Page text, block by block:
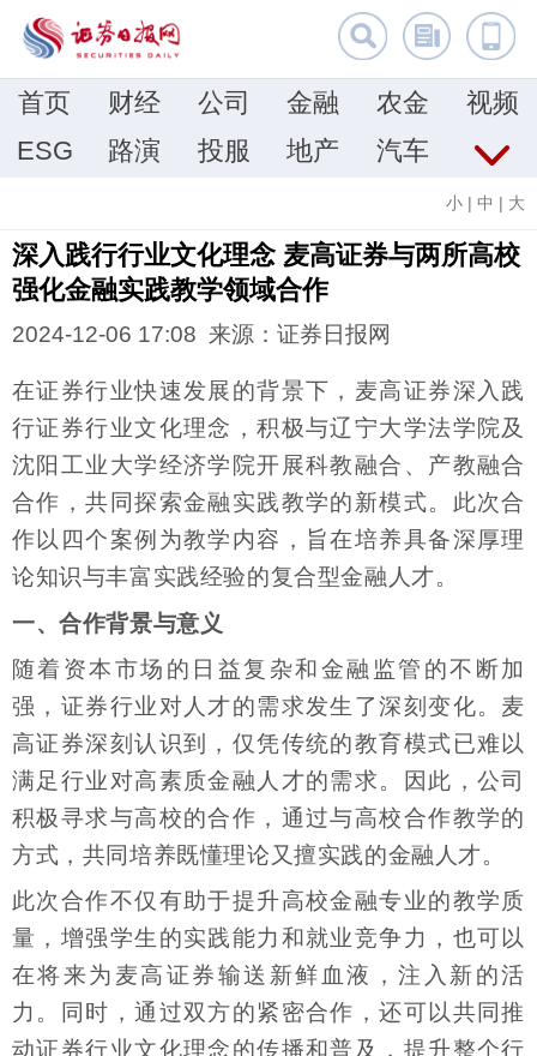
首页 财经 公司 金融 农金
视频
ESG
路演 投服 地产 汽车
小 | 中 | 大
深入践行行业文化理念 麦高证券与两所高校
强化金融实践教学领域合作
2024-12-06 17:08 来源：证券日报网
在证券行业快速发展的背景下，麦高证券深入践
行证券行业文化理念，积极与辽宁大学法学院及
沈阳工业大学经济学院开展科教融合、产教融合
合作，共同探索金融实践教学的新模式。此次合
作以四个案例为教学内容，旨在培养具备深厚理
论知识与丰富实践经验的复合型金融人才。
一、合作背景与意义
随着资本市场的日益复杂和金融监管的不断加
强，证券行业对人才的需求发生了深刻变化。麦
高证券深刻认识到，仅凭传统的教育模式已难以
满足行业对高素质金融人才的需求。因此，公司
积极寻求与高校的合作，通过与高校合作教学的
方式，共同培养既懂理论又擅实践的金融人才。
此次合作不仅有助于提升高校金融专业的教学质
量，增强学生的实践能力和就业竞争力，也可以
在将来为麦高证券输送新鲜血液，注入新的活
力。同时，通过双方的紧密合作，还可以共同推
动证券行业文化理念的传播和普及，提升整个行